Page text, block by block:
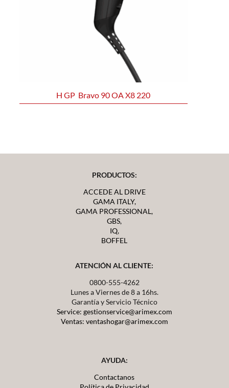
H GP Bravo 90 OA X8 220
PRODUCTOS:
ACCEDE AL DRIVE
GAMA ITALY,
GAMA PROFESSIONAL,
GBS,
IQ,
BOFFEL
ATENCIÓN AL CLIENTE:
0800-555-4262
Lunes a Viernes de 8 a 16hs.
Garantía y Servicio Técnico
Service: gestionservice@arimex.com
Ventas: ventashogar@arimex.com
AYUDA:
Contactanos